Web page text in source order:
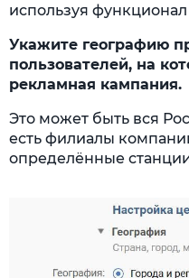
используя
Укажите географию
пользователей, на
рекламная кампания.
Это может быть вся
есть филиалы
определённые